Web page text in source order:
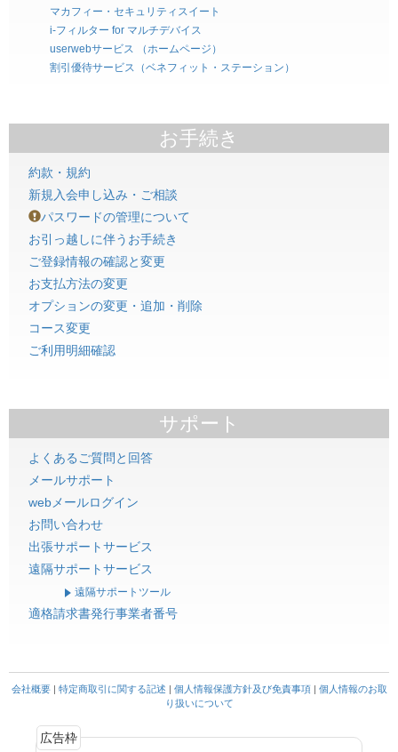
マカフィー・セキュリティスイート
i-フィルター for マルチデバイス
userwebサービス （ホームページ）
割引優待サービス（ベネフィット・ステーション）
お手続き
約款・規約
新規入会申し込み・ご相談
パスワードの管理について
お引っ越しに伴うお手続き
ご登録情報の確認と変更
お支払方法の変更
オプションの変更・追加・削除
コース変更
ご利用明細確認
サポート
よくあるご質問と回答
メールサポート
webメールログイン
お問い合わせ
出張サポートサービス
遠隔サポートサービス
遠隔サポートツール
適格請求書発行事業者番号
会社概要| 特定商取引に関する記述 | 個人情報保護方針及び免責事項| 個人情報のお取
り扱いについて